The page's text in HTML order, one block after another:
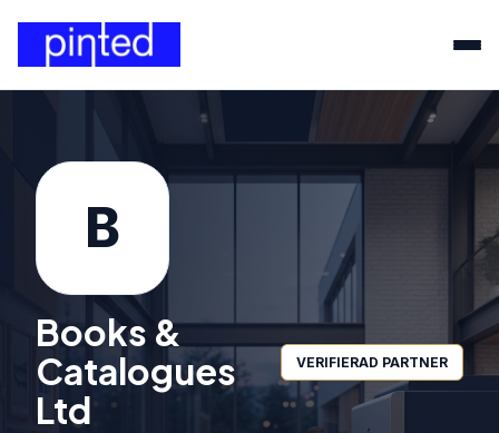
B
Books &
Catalogues
Ltd
VERIFIERAD PARTNER